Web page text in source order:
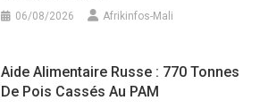
06/08/2026 Afrikinfos-Mali
Aide Alimentaire Russe : 770 Tonnes
De Pois Cassés Au PAM